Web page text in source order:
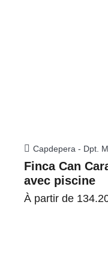
Capdepera - Dpt.
Finca Can
avec piscine
À partir de